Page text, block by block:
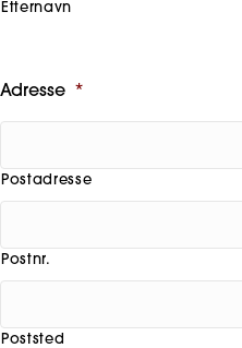
Etternavn
Adresse *
Postadresse
Postnr.
Poststed